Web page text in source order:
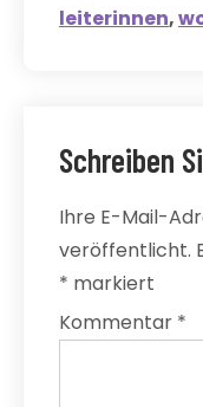
leiterinnen,
Schreiben
Ihre E-Mail-
veröffentlicht.
* markiert
Kommentar *